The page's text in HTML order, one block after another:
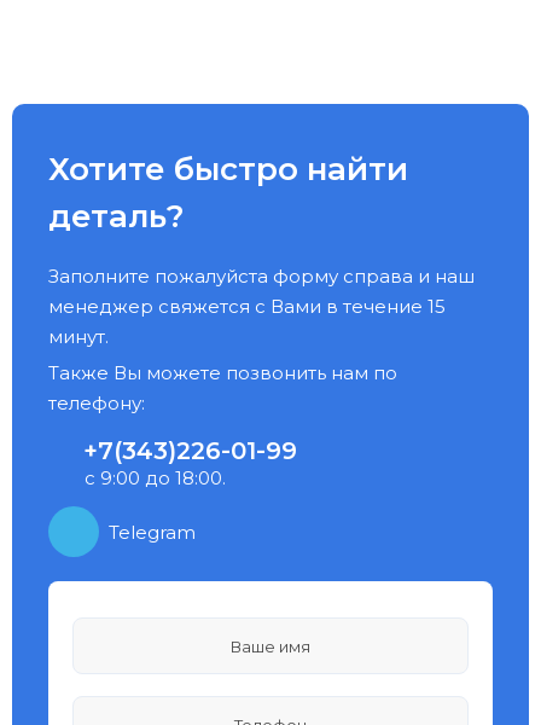
Хотите быстро найти
деталь?
Заполните пожалуйста форму справа и наш
менеджер свяжется с Вами в течение 15
минут.
Также Вы можете позвонить нам по
телефону:
+7(343)226-01-99
с 9:00 до 18:00.
Telegram